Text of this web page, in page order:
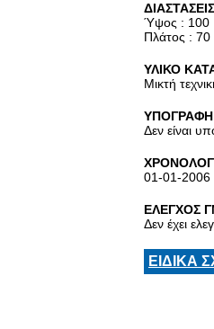
Ύψος : 100
Πλάτος : 70
ΥΛΙΚΟ
Μικτή
ΥΠΟΓΡΑΦΗ
Δεν είναι
01-01-
ΕΛΕΓΧΟΣ
Δεν έχει
ΕΙΔΙΚΑ